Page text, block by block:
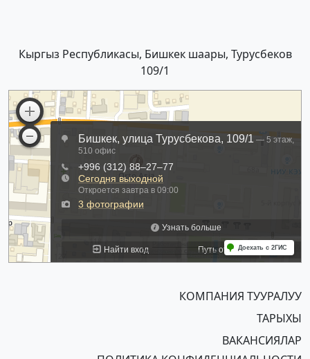
Кыргыз Республикасы, Бишкек шаары, Турусбеков
109/1
КОМПАНИЯ ТУУРАЛУУ
ТАРЫХЫ
ВАКАНСИЯЛАР